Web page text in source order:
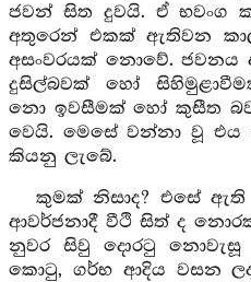
ජවන් සිත දුවයි. ඒ භවංග
අතුරෙන් එකක් ඇතිවන
අසංවරයක් නොවේ.
දුසිල්බවක් හෝ
නො ඉවසීමක් හෝ කුසීත
වෙයි. මෙසේ වන්නා වූ එය
කියනු ලැබේ.
කුමක් නිසාද? එසේ ඇති
ආවර්ජනාදී වීථි සිත් ද
නුවර සිවු දොරටු නොවැසූ
කොටු, ගර්භ ආදිය වසන